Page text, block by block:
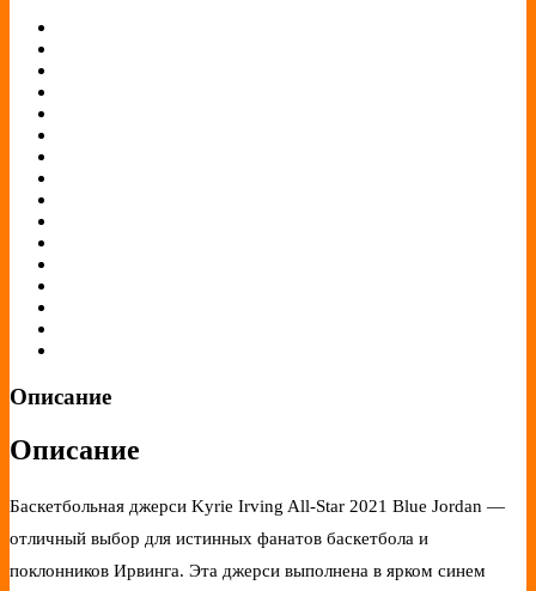
Описание
Описание
Баскетбольная джерси Kyrie Irving All-Star 2021 Blue Jordan —
отличный выбор для истинных фанатов баскетбола и
поклонников Ирвинга. Эта джерси выполнена в ярком синем